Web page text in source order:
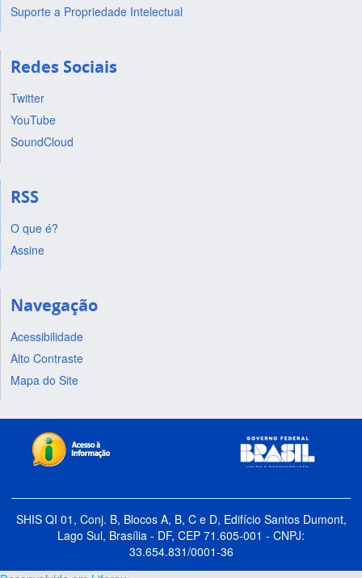
Suporte a Propriedade Intelectual
Redes Sociais
Twitter
YouTube
SoundCloud
RSS
O que é?
Assine
Navegação
Acessibilidade
Alto Contraste
Mapa do Site
SHIS QI 01, Conj. B, Blocos A, B, C e D, Edifício Santos Dumont,
Lago Sul, Brasília - DF, CEP 71.605-001 - CNPJ:
33.654.831/0001-36